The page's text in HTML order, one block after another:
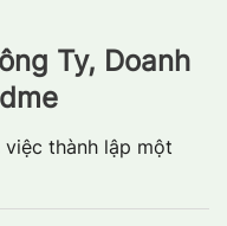
Ty, Doanh
việc thành lập một